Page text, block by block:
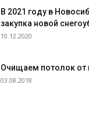
В 2021 году в
закупка новой
10.12.2020
Очищаем потолок от
03.08.2018